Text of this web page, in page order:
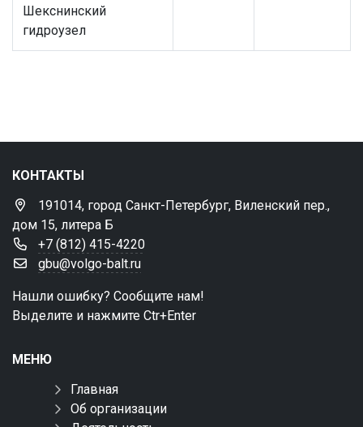
Шекснинский
гидроузел
КОНТАКТЫ
191014, город Санкт-Петербург, Виленский пер.,
дом 15, литера Б
+7 (812) 415-4220
gbu@volgo-balt.ru
Нашли ошибку? Сообщите нам!
Выделите и нажмите Ctr+Enter
МЕНЮ
Главная
Об организации